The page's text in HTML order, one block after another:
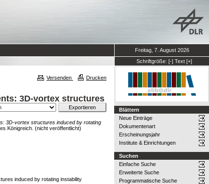
Freitag, 7. August 2026
Schriftgröße: [-] Text [+]
Versenden Drucken
3D-vortex structures
3D-vortex structures induced by rotating
Königreich. (nicht veröffentlicht)
induced by rotating instability
Blättern
Neue Einträge
Dokumentenart
Erscheinungsjahr
Institute & Einrichtungen
Suchen
Einfache Suche
Erweiterte Suche
Programmatische Suche